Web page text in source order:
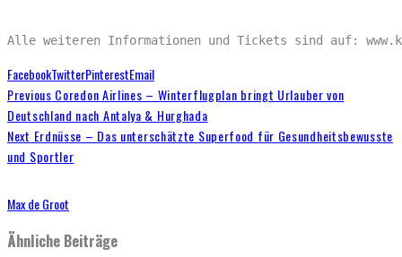
Alle weiteren Informationen und Tickets sind auf:
FacebookTwitterPinterestEmail
Previous Coredon Airlines – Winterflugplan bringt Urlauber von
Deutschland nach Antalya & Hurghada
Next Erdnüsse – Das unterschätzte Superfood für Gesundheitsbewusste
und Sportler
Max de Groot
Ähnliche Beiträge